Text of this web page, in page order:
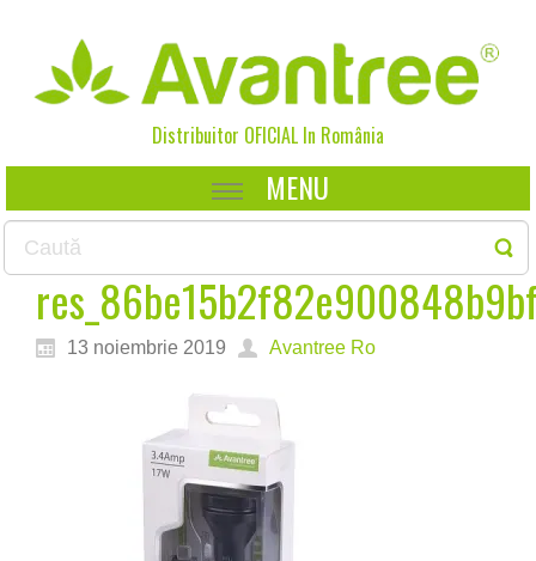
Distribuitor OFICIAL In România
MENU
13 noiembrie 2019 Avantree Ro